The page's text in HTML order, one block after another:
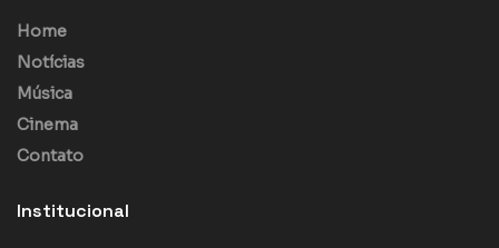
Home
Notícias
Música
Cinema
Contato
Institucional